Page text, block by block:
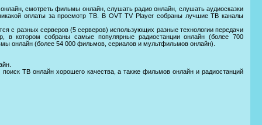
смотреть фильмы онлайн, слушать радио онлайн, слушать аудиосказки
оплаты за просмотр ТВ. В OVT TV Player собраны лучшие ТВ каналы
с разных серверов (5 серверов) использующих разные технологии передачи
в котором собраны самые популярные радиостанции онлайн (более 700
онлайн (более 54 000 фильмов, сериалов и мультфильмов онлайн).
ТВ онлайн хорошего качества, а также фильмов онлайн и радиостанций